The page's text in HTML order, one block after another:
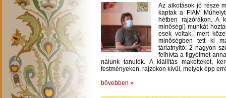
Az alkotások jó része
kaptak a FIAM
hétben rajzórákon. A
minőségi) munkát
esek voltak, mert
minőségben tett ki
tárlatnyitó: 2 nagyon
felhívta a figyelmet
nálunk tanulók. A kiállítás maketteket,
festményeken, rajzokon kívül, melyek épp
bővebben »